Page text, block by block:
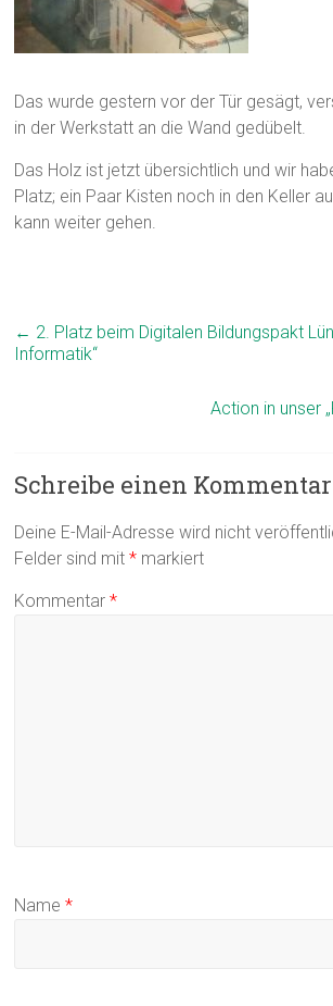
Das wurde gestern vor der Tür gesägt,
in der Werkstatt an die Wand gedübelt.
Das Holz ist jetzt übersichtlich und wir
Platz; ein Paar Kisten noch in den Keller
kann weiter gehen.
← 2. Platz beim Digitalen Bildungspakt
Informatik“
Action in unser
Schreibe einen Kommentar
Deine E-Mail-Adresse wird nicht
Felder sind mit* markiert
Kommentar*
Name*